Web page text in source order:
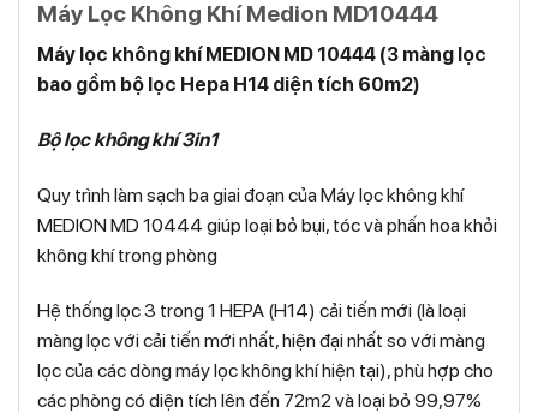
Máy Lọc Không Khí Medion MD10444
Máy lọc không khí MEDION MD 10444 (3 màng lọc
bao gồm bộ lọc Hepa H14 diện tích 60m2)
Bộ lọc không khí 3in1
Quy trình làm sạch ba giai đoạn của Máy lọc không khí
MEDION MD 10444 giúp loại bỏ bụi, tóc và phấn hoa khỏi
không khí trong phòng
Hệ thống lọc 3 trong 1 HEPA (H14) cải tiến mới (là loại
màng lọc với cải tiến mới nhất, hiện đại nhất so với màng
lọc của các dòng máy lọc không khí hiện tại), phù hợp cho
các phòng có diện tích lên đến 72m2 và loại bỏ 99,97%